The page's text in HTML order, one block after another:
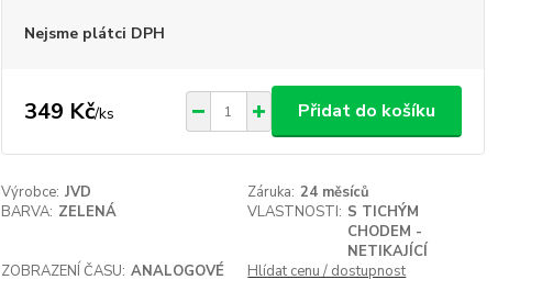
Nejsme plátci DPH
349 Kč/ks Přidat do košíku
Výrobce: JVD Záruka: 24 měsíců
BARVA: ZELENÁ VLASTNOSTI: S TICHÝM
CHODEM -
NETIKAJÍCÍ
ZOBRAZENÍ ČASU: ANALOGOVÉ Hlídat cenu / dostupnost